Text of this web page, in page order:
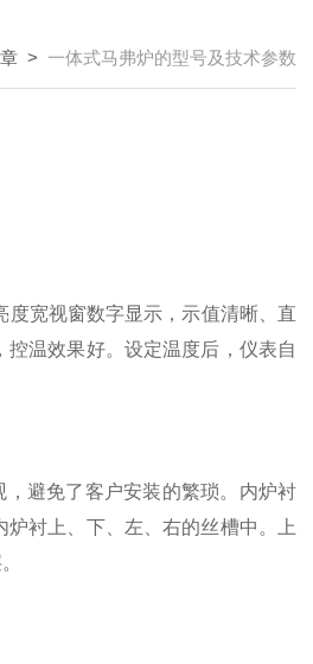
> 一体式马弗炉的型号及技术参数
度宽视窗数字显示，示值清晰、直
控温效果好。设定温度后，仪表自
避免了客户安装的繁琐。 内炉衬
衬上、下、左、右的丝槽中。上